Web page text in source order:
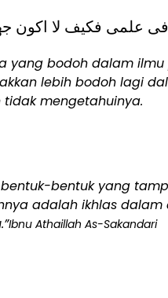
yang bodoh dalam
lebih bodoh lagi
mengetahuinya.
bentuk yang
adalah ikhlas
Ibnu Athaillah As-Sakandari